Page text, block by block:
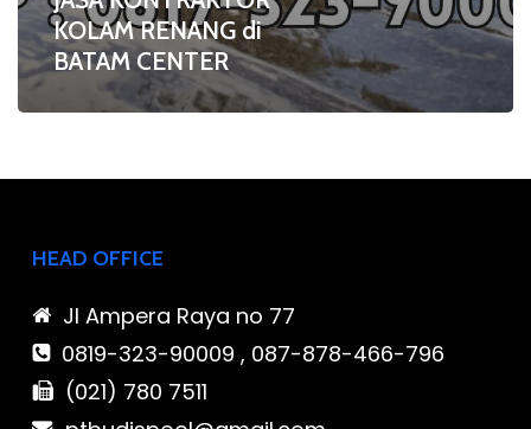
KOLAM RENANG di
BATAM CENTER
HEAD OFFICE
Jl Ampera Raya no 77
0819-323-90009 , 087-878-466-796
(021) 780 7511